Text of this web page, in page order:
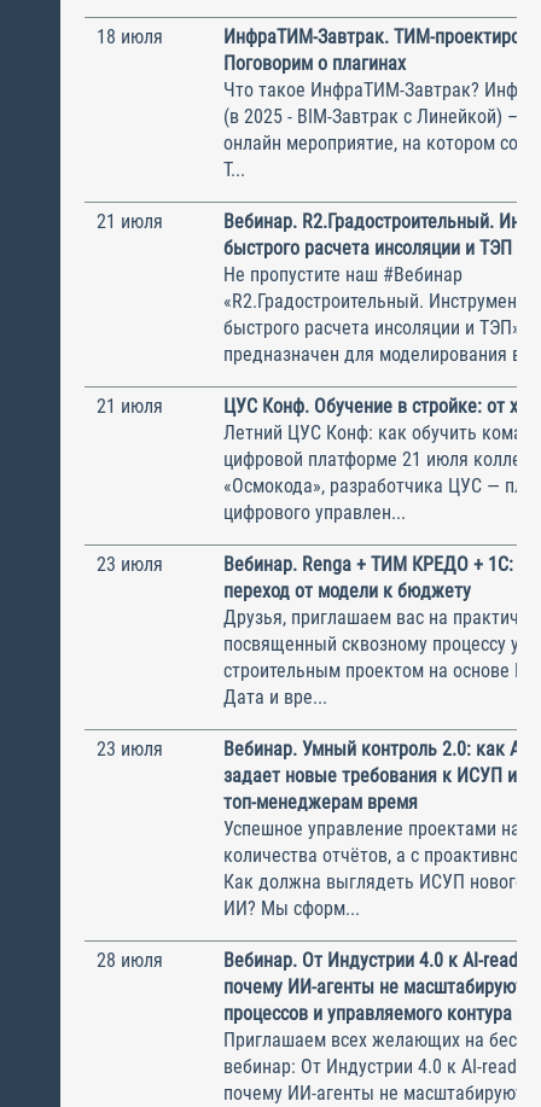
18 июля
ИнфраТИМ-Завтрак. ТИМ-
Поговорим о плагинах
Что такое ИнфраТИМ-Завтрак?
(в 2025 - BIM-Завтрак с Линейкой) –
онлайн мероприятие, на котором
Т...
21 июля
Вебинар. R2.Градостроительный.
быстрого расчета инсоляции и ТЭП
Не пропустите наш #Вебинар
«R2.Градостроительный.
быстрого расчета инсоляции и ТЭП»
предназначен для моделирования
21 июля
ЦУС Конф. Обучение в стройке: от
Летний ЦУС Конф: как обучить
цифровой платформе 21 июля
«Осмокода», разработчика ЦУС —
цифрового управлен...
23 июля
Вебинар. Renga + ТИМ КРЕДО + 1С:
переход от модели к бюджету
Друзья, приглашаем вас на
посвященный сквозному процессу
строительным проектом на основе
Дата и вре...
23 июля
Вебинар. Умный контроль 2.0: как
задает новые требования к ИСУП и
топ-менеджерам время
Успешное управление проектами
количества отчётов, а с
Как должна выглядеть ИСУП нового
ИИ? Мы сформ...
28 июля
Вебинар. От Индустрии 4.0 к AI-ready
почему ИИ-агенты не
процессов и управляемого контура
Приглашаем всех желающих на
вебинар: От Индустрии 4.0 к AI-ready
почему ИИ-агенты не